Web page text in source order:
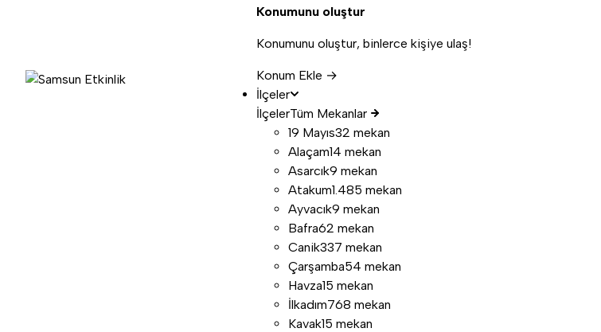
Konumunu oluştur
Konumunu oluştur, binlerce kişiye ulaş!
Konum Ekle →
İlçeler
İlçelerTüm Mekanlar
19 Mayıs32 mekan
Alaçam14 mekan
Asarcık9 mekan
Atakum1.485 mekan
Ayvacık9 mekan
Bafra62 mekan
Canik337 mekan
Çarşamba54 mekan
Havza15 mekan
İlkadım768 mekan
Kavak15 mekan